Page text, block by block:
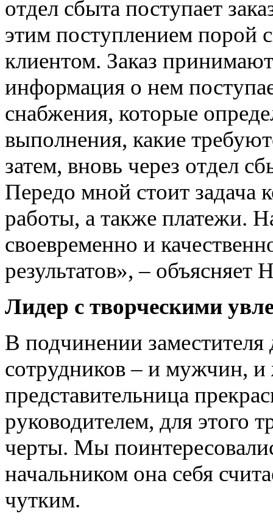
отдел сбыта поступает
этим поступлением порой
клиентом. Заказ
информация о нем
снабжения, которые
выполнения, какие
затем, вновь через отдел
Передо мной стоит задача
работы, а также платежи.
своевременно и
результатов», – объясняет
Лидер с творческими
В подчинении заместителя
сотрудников – и мужчин,
представительница
руководителем, для этого
черты. Мы
начальником она себя
чутким.